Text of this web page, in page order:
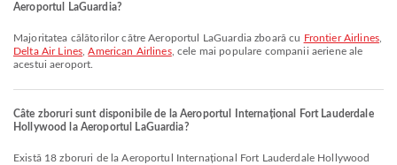
Aeroportul LaGuardia?
Majoritatea călătorilor către Aeroportul LaGuardia zboară cu Frontier Airlines,
Delta Air Lines ,American Airlines, cele mai populare companii aeriene ale
acestui aeroport.
Câte zboruri sunt disponibile de la Aeroportul Internațional Fort Lauderdale
Hollywood la Aeroportul LaGuardia?
Există 18 zboruri de la Aeroportul Internațional Fort Lauderdale Hollywood